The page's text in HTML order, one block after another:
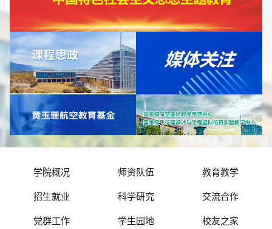
学院概况 师资队伍
教育教学
招生就业
科学研究
交流合作
党群工作
学生园地
校友之家